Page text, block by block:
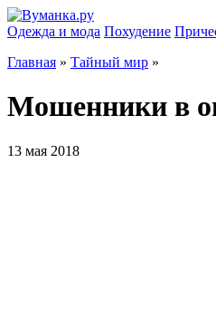
Одежда и мода Похудение
Главная » Тайный мир »
Мошенники в
13 мая 2018